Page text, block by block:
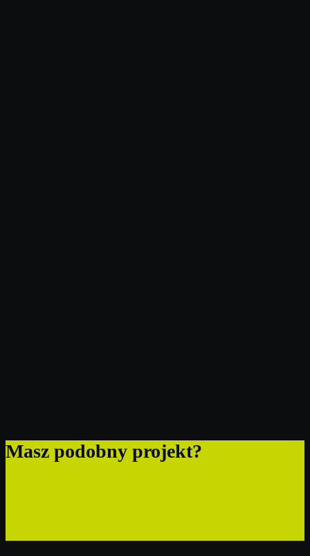
Masz podobny projekt?